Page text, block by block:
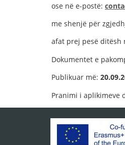
ose në e-postë:
me shenjë për
afat prej pesë ditësh
Dokumentet e
Publikuar më: 20.09
Pranimi i aplikimeve